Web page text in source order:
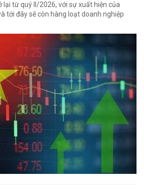
lại từ quý II/2026, với sự xuất hiện của
tới đây sẽ còn hàng loạt doanh nghiệp